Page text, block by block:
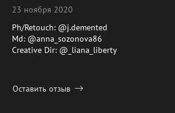
23 ноября 2020
Ph/Retouch: @j.demented
Md: @anna_sozonova86
Creative Dir: @_liana_liberty
Оставить отзыв